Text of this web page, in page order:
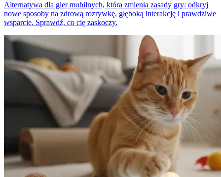
Alternatywa dla gier mobilnych, która zmienia zasady gry: odkryj
nowe sposoby na zdrową rozrywkę, głęboką interakcję i prawdziwe
wsparcie. Sprawdź, co cię zaskoczy.